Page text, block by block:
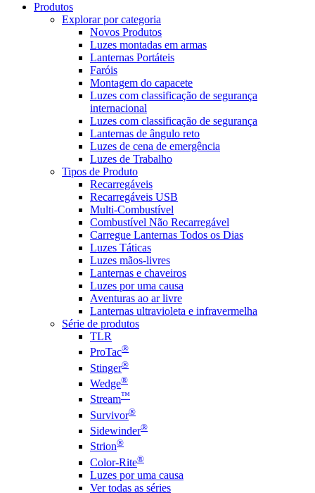
Produtos
Explorar por categoria
Novos Produtos
Luzes montadas em armas
Lanternas Portáteis
Faróis
Montagem do capacete
Luzes com classificação de segurança
internacional
Luzes com classificação de segurança
Lanternas de ângulo reto
Luzes de cena de emergência
Luzes de Trabalho
Tipos de Produto
Recarregáveis
Recarregáveis USB
Multi-Combustível
Combustível Não Recarregável
Carregue Lanternas Todos os Dias
Luzes Táticas
Luzes mãos-livres
Lanternas e chaveiros
Luzes por uma causa
Aventuras ao ar livre
Lanternas ultravioleta e infravermelha
Série de produtos
TLR
ProTac®
Stinger®
Wedge®
Stream™
Survivor®
Sidewinder®
Strion®
Color-Rite®
Luzes por uma causa
Ver todas as séries